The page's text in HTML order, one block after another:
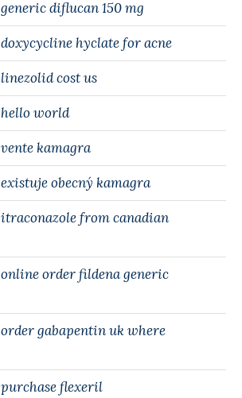
generic diflucan 150 mg
doxycycline hyclate for acne
linezolid cost us
hello world
vente kamagra
existuje obecný kamagra
itraconazole from canadian
online order fildena generic
order gabapentin uk where
purchase flexeril